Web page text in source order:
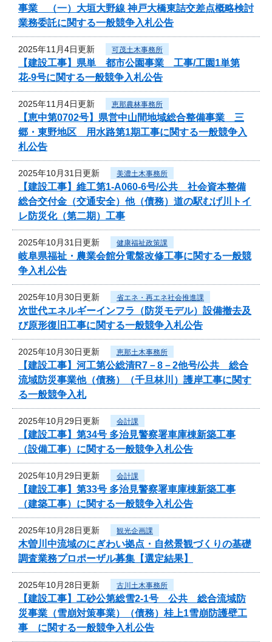
事業 （一）大垣大野線 神戸大橋東詰交差点概略検討
業務委託に関する一般競争入札公告
2025年11月4日更新 可茂土木事務所
【建設工事】県単 都市公園事業 工事/工園1単第
花-9号に関する一般競争入札公告
2025年11月4日更新 恵那農林事務所
【恵中第0702号】県営中山間地域総合整備事業 三
郷・東野地区 用水路第1期工事に関する一般競争入
札公告
2025年10月31日更新 美濃土木事務所
【建設工事】維工第1-A060-6号/公共 社会資本整備
総合交付金（交通安全）他（債務）道の駅むげ川トイ
レ防災化（第二期）工事
2025年10月31日更新 健康福祉政策課
岐阜県福祉・農業会館分電盤改修工事に関する一般競
争入札公告
2025年10月30日更新 省エネ・再エネ社会推進課
次世代エネルギーインフラ（防災モデル）設備撤去及
び原形復旧工事に関する一般競争入札公告
2025年10月30日更新 恵那土木事務所
【建設工事】河工第公総清R7－8－2他号/公共 総合
流域防災事業他（債務）（千旦林川）護岸工事に関す
る一般競争入札
2025年10月29日更新 会計課
【建設工事】第34号 多治見警察署車庫棟新築工事
（設備工事）に関する一般競争入札公告
2025年10月29日更新 会計課
【建設工事】第33号 多治見警察署車庫棟新築工事
（建築工事）に関する一般競争入札公告
2025年10月28日更新 観光企画課
木曽川中流域のにぎわい拠点・自然景観づくりの基礎
調査業務プロポーザル募集【選定結果】
2025年10月28日更新 古川土木事務所
【建設工事】工砂公第総雪2-1号 公共 総合流域防
災事業（雪崩対策事業）（債務）桂上1雪崩防護壁工
事 に関する一般競争入札公告